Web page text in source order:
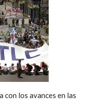
con los avances en las